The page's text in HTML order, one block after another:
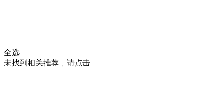
全选
未找到相关推荐，请点击